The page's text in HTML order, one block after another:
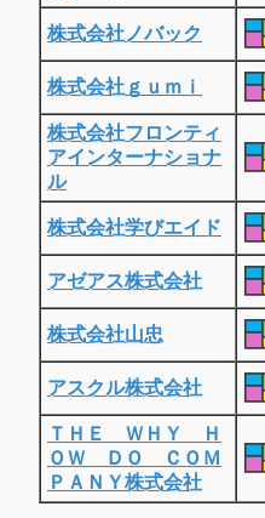
株式会社ノバック
株式会社ｇｕｍｉ
株式会社フロンティ
アインターナショナ
ル
株式会社学びエイド
アゼアス株式会社
株式会社山忠
アスクル株式会社
ＴＨＥ ＷＨＹ Ｈ
ＯＷ ＤＯ ＣＯＭ
ＰＡＮＹ株式会社